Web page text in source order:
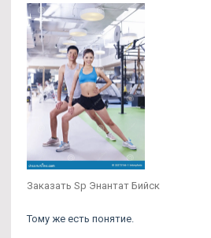
Заказать Sp Энантат Бийск
Тому же есть понятие.